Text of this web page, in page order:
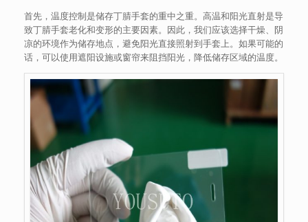
首先，温度控制是储存丁腈手套的重中之重。高温和阳光直射是导
致丁腈手套老化和变形的主要因素。因此，我们应该选择干燥、阴
凉的环境作为储存地点，避免阳光直接照射到手套上。如果可能的
话，可以使用遮阳设施或窗帘来阻挡阳光，降低储存区域的温度。